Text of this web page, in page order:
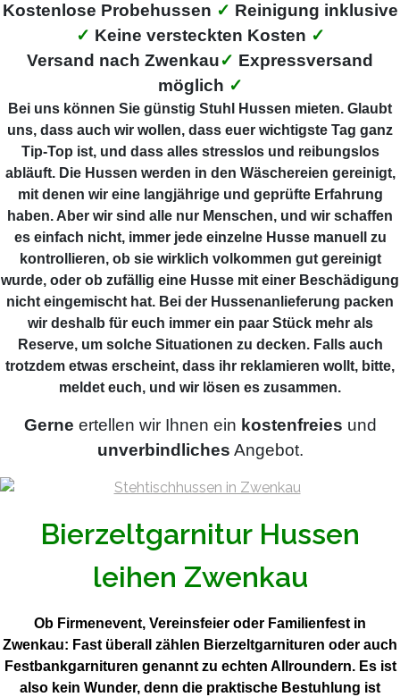
Kostenlose Probehussen ✓ Reinigung inklusive
✓ Keine versteckten Kosten ✓
Versand nach Zwenkau✓ Expressversand
möglich ✓
Bei uns können Sie günstig Stuhl Hussen mieten. Glaubt
uns, dass auch wir wollen, dass euer wichtigste Tag ganz
Tip-Top ist, und dass alles stresslos und reibungslos
abläuft. Die Hussen werden in den Wäschereien gereinigt,
mit denen wir eine langjährige und geprüfte Erfahrung
haben. Aber wir sind alle nur Menschen, und wir schaffen
es einfach nicht, immer jede einzelne Husse manuell zu
kontrollieren, ob sie wirklich volkommen gut gereinigt
wurde, oder ob zufällig eine Husse mit einer Beschädigung
nicht eingemischt hat. Bei der Hussenanlieferung packen
wir deshalb für euch immer ein paar Stück mehr als
Reserve, um solche Situationen zu decken. Falls auch
trotzdem etwas erscheint, dass ihr reklamieren wollt, bitte,
meldet euch, und wir lösen es zusammen.
Gerne ertellen wir Ihnen ein kostenfreies und
unverbindliches Angebot.
Bierzeltgarnitur Hussen
leihen Zwenkau
Ob Firmenevent, Vereinsfeier oder Familienfest in
Zwenkau: Fast überall zählen Bierzeltgarnituren oder auch
Festbankgarnituren genannt zu echten Allroundern. Es ist
also kein Wunder, denn die praktische Bestuhlung ist